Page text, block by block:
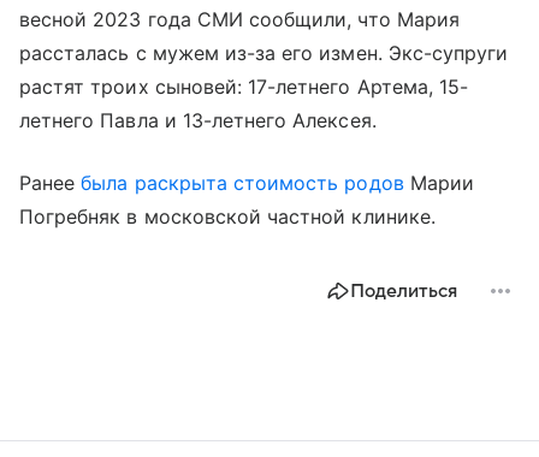
весной 2023 года СМИ сообщили, что Мария
рассталась с мужем из-за его измен. Экс-супруги
растят троих сыновей: 17-летнего Артема, 15-
летнего Павла и 13-летнего Алексея.
Ранеебыла раскрыта стоимость родовМарии
Погребняк в московской частной клинике.
Поделиться